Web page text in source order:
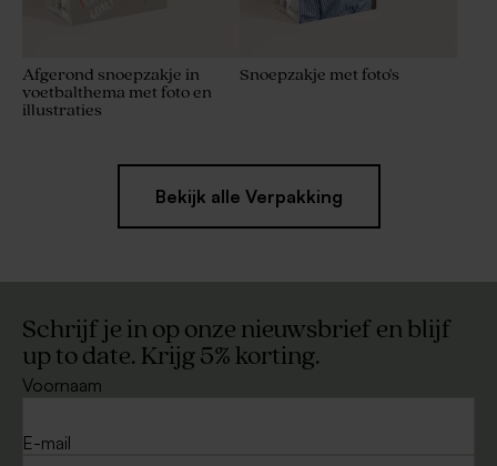
Afgerond snoepzakje in
voetbalthema met foto en
illustraties
Snoepzakje met foto's
Bekijk alle Verpakking
Schrijf je in op onze nieuwsbrief en blijf
up to date. Krijg 5% korting.
Voornaam
E-mail